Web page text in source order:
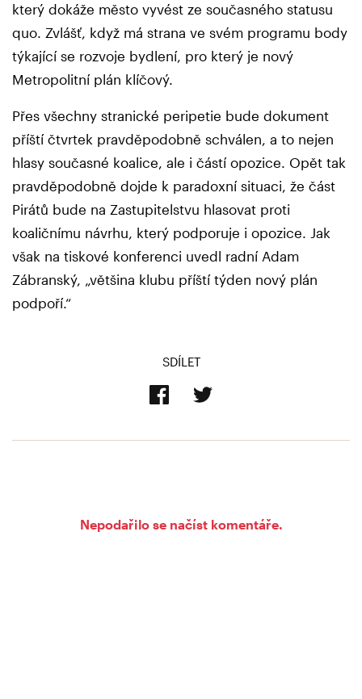
který dokáže město vyvést ze současného statusu
quo. Zvlášť, když má strana ve svém programu body
týkající se rozvoje bydlení, pro který je nový
Metropolitní plán klíčový.
Přes všechny stranické peripetie bude dokument
příští čtvrtek pravděpodobně schválen, a to nejen
hlasy současné koalice, ale i částí opozice. Opět tak
pravděpodobně dojde k paradoxní situaci, že část
Pirátů bude na Zastupitelstvu hlasovat proti
koaličnímu návrhu, který podporuje i opozice. Jak
však na tiskové konferenci uvedl radní Adam
Zábranský, „většina klubu příští týden nový plán
podpoří.“
SDÍLET
Nepodařilo se načíst komentáře.